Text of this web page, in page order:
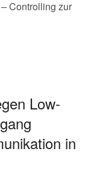
Controlling zur
Low-
in